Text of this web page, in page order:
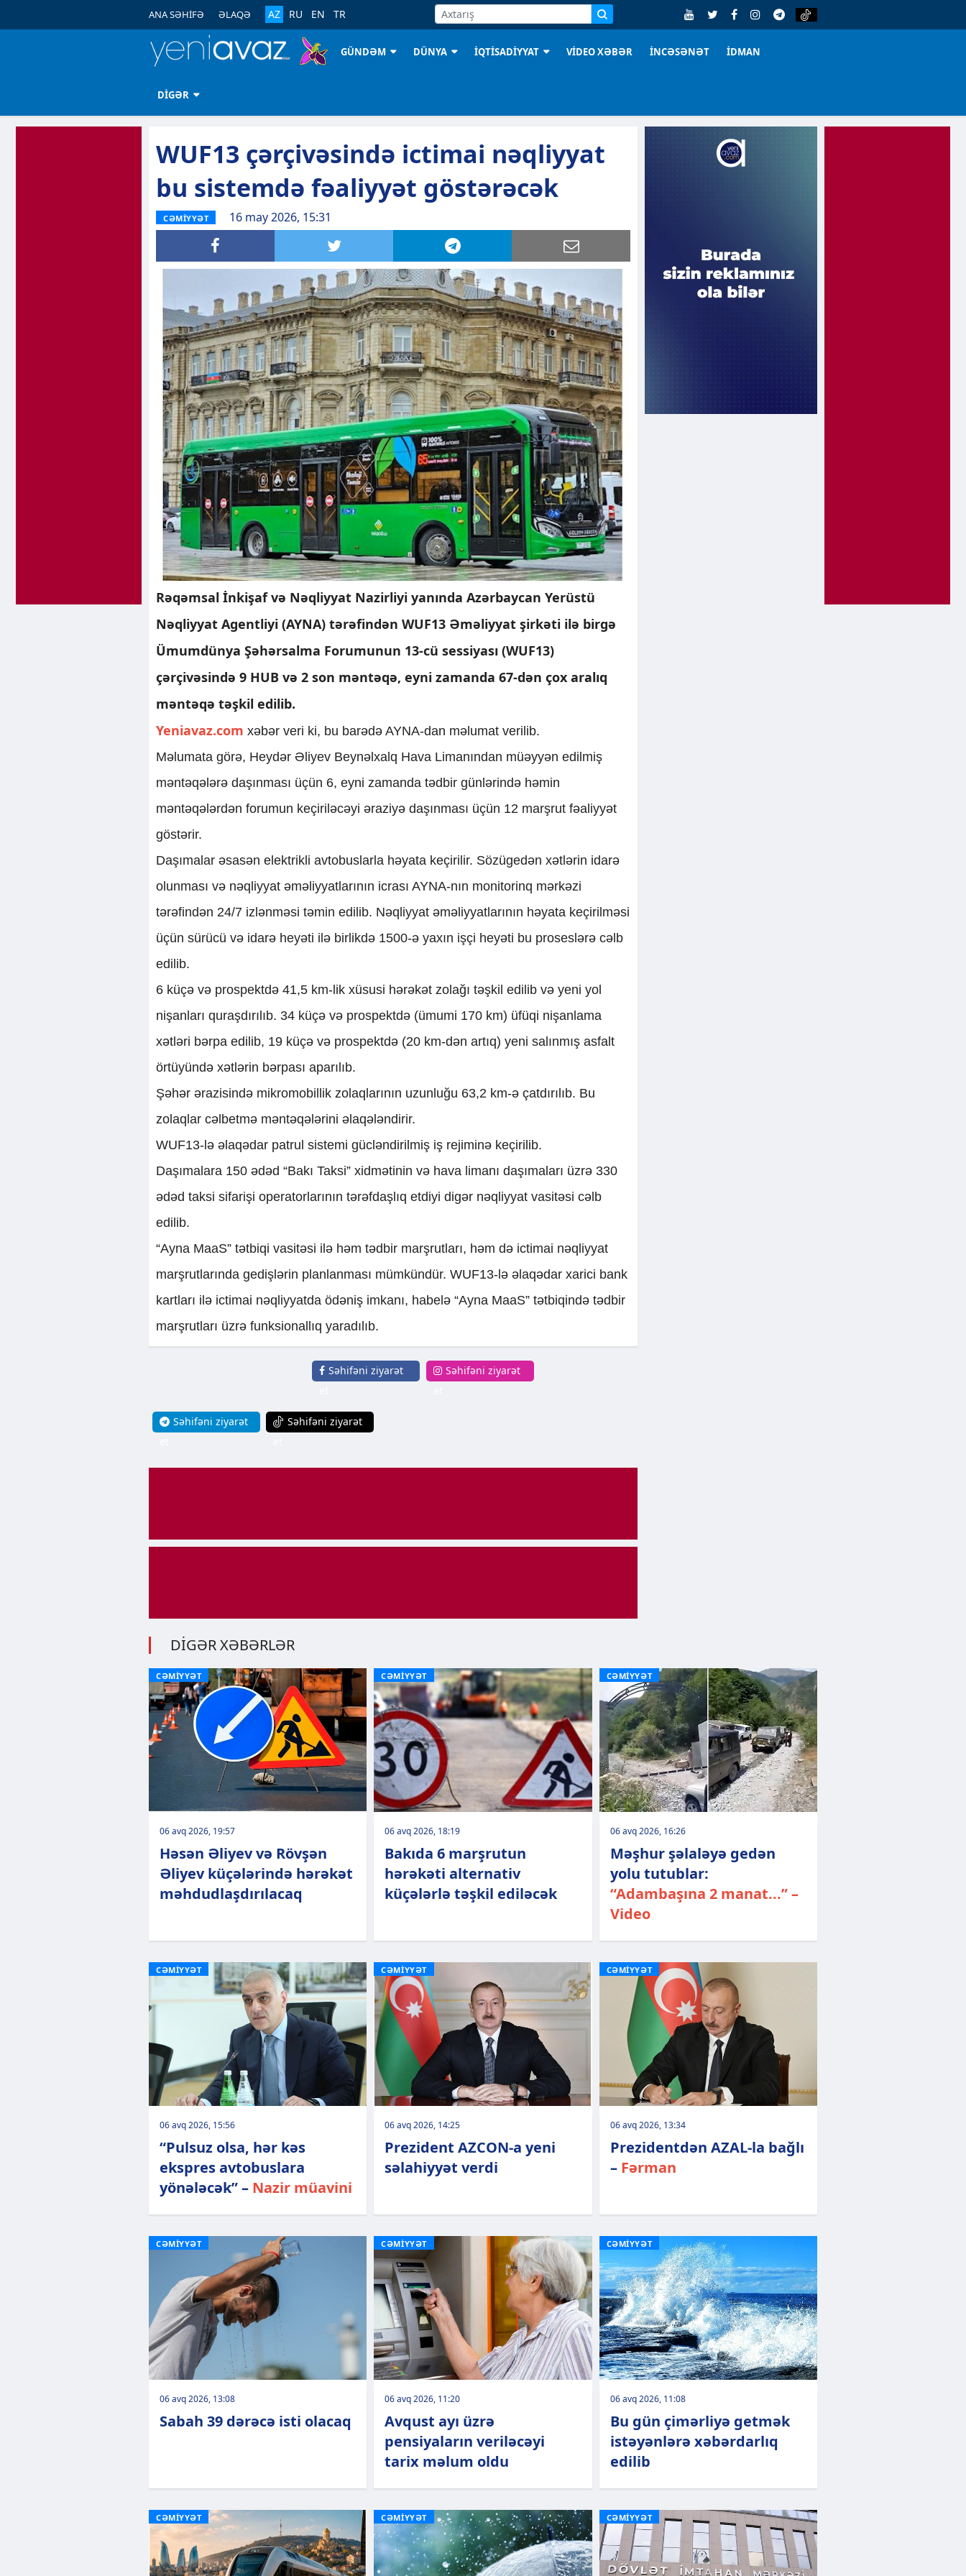
ANA SƏHİFƏ ƏLAQƏ AZ RU EN TR
GÜNDƏM DÜNYA İQTİSADİYYAT VİDEO XƏBƏR İNCƏSƏNƏT İDMAN
DİGƏR
WUF13 çərçivəsində ictimai nəqliyyat
bu sistemdə fəaliyyət göstərəcək
CƏMİYYƏT 16 may 2026, 15:31
Rəqəmsal İnkişaf və Nəqliyyat Nazirliyi yanında Azərbaycan Yerüstü
Nəqliyyat Agentliyi (AYNA) tərəfindən WUF13 Əməliyyat şirkəti ilə birgə
Ümumdünya Şəhərsalma Forumunun 13-cü sessiyası (WUF13)
çərçivəsində 9 HUB və 2 son məntəqə, eyni zamanda 67-dən çox aralıq
məntəqə təşkil edilib.
Yeniavaz.com xəbər veri ki, bu barədə AYNA-dan məlumat verilib.
Məlumata görə, Heydər Əliyev Beynəlxalq Hava Limanından müəyyən edilmiş
məntəqələrə daşınması üçün 6, eyni zamanda tədbir günlərində həmin
məntəqələrdən forumun keçiriləcəyi əraziyə daşınması üçün 12 marşrut fəaliyyət
göstərir.
Daşımalar əsasən elektrikli avtobuslarla həyata keçirilir. Sözügedən xətlərin idarə
olunması və nəqliyyat əməliyyatlarının icrası AYNA-nın monitorinq mərkəzi
tərəfindən 24/7 izlənməsi təmin edilib. Nəqliyyat əməliyyatlarının həyata keçirilməsi
üçün sürücü və idarə heyəti ilə birlikdə 1500-ə yaxın işçi heyəti bu proseslərə cəlb
edilib.
6 küçə və prospektdə 41,5 km-lik xüsusi hərəkət zolağı təşkil edilib və yeni yol
nişanları quraşdırılıb. 34 küçə və prospektdə (ümumi 170 km) üfüqi nişanlama
xətləri bərpa edilib, 19 küçə və prospektdə (20 km-dən artıq) yeni salınmış asfalt
örtüyündə xətlərin bərpası aparılıb.
Şəhər ərazisində mikromobillik zolaqlarının uzunluğu 63,2 km-ə çatdırılıb. Bu
zolaqlar cəlbetmə məntəqələrini əlaqələndirir.
WUF13-lə əlaqədar patrul sistemi gücləndirilmiş iş rejiminə keçirilib.
Daşımalara 150 ədəd “Bakı Taksi” xidmətinin və hava limanı daşımaları üzrə 330
ədəd taksi sifarişi operatorlarının tərəfdaşlıq etdiyi digər nəqliyyat vasitəsi cəlb
edilib.
“Ayna MaaS” tətbiqi vasitəsi ilə həm tədbir marşrutları, həm də ictimai nəqliyyat
marşrutlarında gedişlərin planlanması mümkündür. WUF13-lə əlaqədar xarici bank
kartları ilə ictimai nəqliyyatda ödəniş imkanı, habelə “Ayna MaaS” tətbiqində tədbir
marşrutları üzrə funksionallıq yaradılıb.
Səhifəni ziyarət
Səhifəni ziyarət
Səhifəni ziyarət
Səhifəni ziyarət
DİGƏR XƏBƏRLƏR
CƏMİYYƏT
06 avq 2026, 19:57
Həsən Əliyev və Rövşən
Əliyev küçələrində hərəkət
məhdudlaşdırılacaq
CƏMİYYƏT
06 avq 2026, 18:19
Bakıda 6 marşrutun
hərəkəti alternativ
küçələrlə təşkil ediləcək
CƏMİYYƏT
06 avq 2026, 16:26
Məşhur şəlaləyə gedən
yolu tutublar:
“Adambaşına 2 manat...” –
Video
CƏMİYYƏT
06 avq 2026, 15:56
“Pulsuz olsa, hər kəs
ekspres avtobuslara
yönələcək” – Nazir müavini
CƏMİYYƏT
06 avq 2026, 14:25
Prezident AZCON-a yeni
səlahiyyət verdi
CƏMİYYƏT
06 avq 2026, 13:34
Prezidentdən AZAL-la bağlı
– Fərman
CƏMİYYƏT
06 avq 2026, 13:08
Sabah 39 dərəcə isti olacaq
CƏMİYYƏT
06 avq 2026, 11:20
Avqust ayı üzrə
pensiyaların veriləcəyi
tarix məlum oldu
CƏMİYYƏT
06 avq 2026, 11:08
Bu gün çimərliyə getmək
istəyənlərə xəbərdarlıq
edilib
CƏMİYYƏT CƏMİYYƏT CƏMİYYƏT